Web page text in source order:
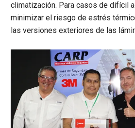
climatización. Para casos de difícil
minimizar el riesgo de estrés
las versiones exteriores de las